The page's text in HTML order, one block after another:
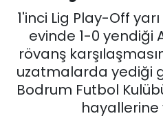
1'inci Lig Play-Off
evinde 1-0 yendiği
rövanş
uzatmalarda yediği
Bodrum Futbol
EĞİTİM
EKONOMİ
English News
Tüm Manşetler
Son Dakika
Haber Arşivi